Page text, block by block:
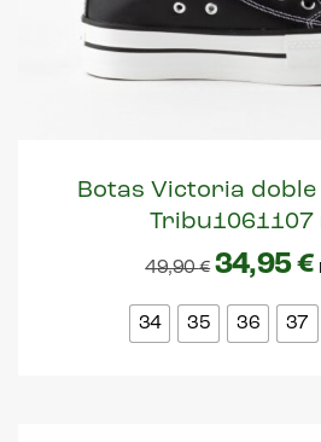
Botas Victoria doble
Tribu1061107
49,90€ 34,95€
34 35 36 37